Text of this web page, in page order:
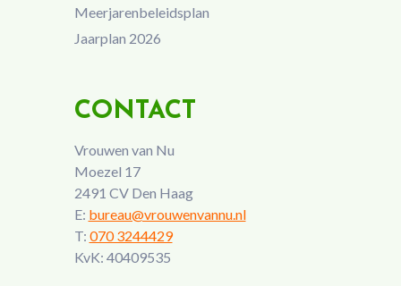
Meerjarenbeleidsplan
Jaarplan 2026
CONTACT
Vrouwen van Nu
Moezel 17
2491 CV Den Haag
E: bureau@vrouwenvannu.nl
T: 070 3244429
KvK: 40409535